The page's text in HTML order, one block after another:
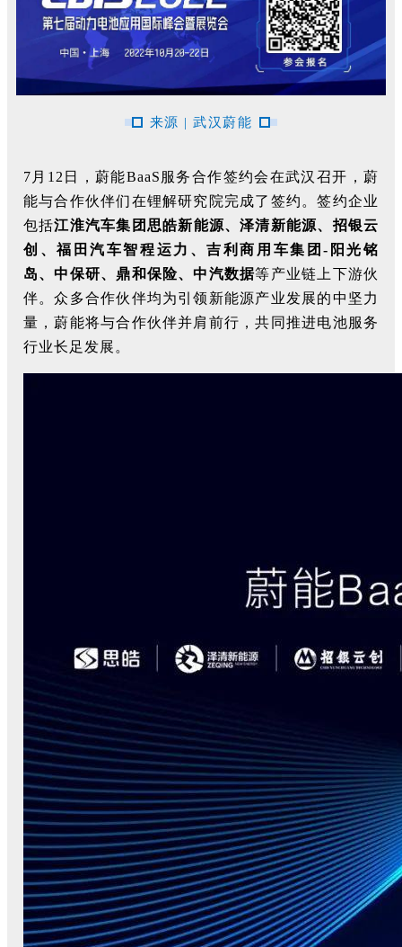
来源 | 武汉蔚能
7月12日，蔚能BaaS服务合作签约会在武汉召开，蔚
能与合作伙伴们在锂解研究院完成了签约。签约企业
包括江淮汽车集团思皓新能源、泽清新能源、招银云
创、福田汽车智程运力、吉利商用车集团-阳光铭
岛、中保研、鼎和保险、中汽数据等产业链上下游伙
伴。众多合作伙伴均为引领新能源产业发展的中坚力
量，蔚能将与合作伙伴并肩前行，共同推进电池服务
行业长足发展。